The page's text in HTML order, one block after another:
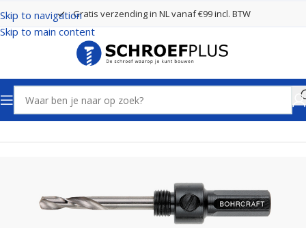
Skip to navigation
Skip to main content
Gratis verzending in NL vanaf €99 incl. BTW
Home Boren Gatenzagen